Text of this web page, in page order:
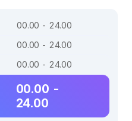
00.00 - 24.00
00.00 - 24.00
00.00 - 24.00
00.00 -
24.00